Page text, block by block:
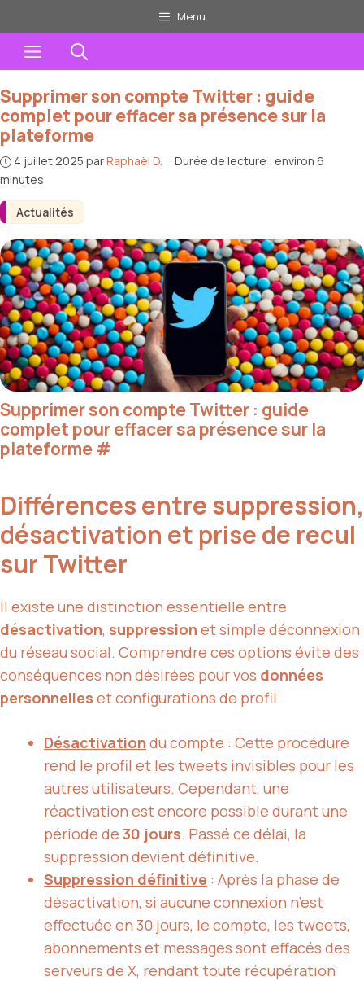
au
contenu
Menu
Menu
Actualités
Supprimer son compte Twitter : guide
complet pour effacer sa présence sur la
plateforme
4 juillet 2025 parRaphaël D. · Durée de lecture : environ 6
minutes
Supprimer son compte Twitter : guide
complet pour effacer sa présence sur la
plateforme#
Différences entre suppression,
désactivation et prise de recul
sur Twitter
Il existe une distinction essentielle entre
désactivation, suppression et simple déconnexion
du réseau social. Comprendre ces options évite des
conséquences non désirées pour vos données
personnelles et configurations de profil.
Désactivation du compte : Cette procédure
rend le profil et les tweets invisibles pour les
autres utilisateurs. Cependant, une
réactivation est encore possible durant une
période de 30 jours. Passé ce délai, la
suppression devient définitive.
Suppression définitive : Après la phase de
désactivation, si aucune connexion n’est
effectuée en 30 jours, le compte, les tweets,
abonnements et messages sont effacés des
serveurs de X, rendant toute récupération